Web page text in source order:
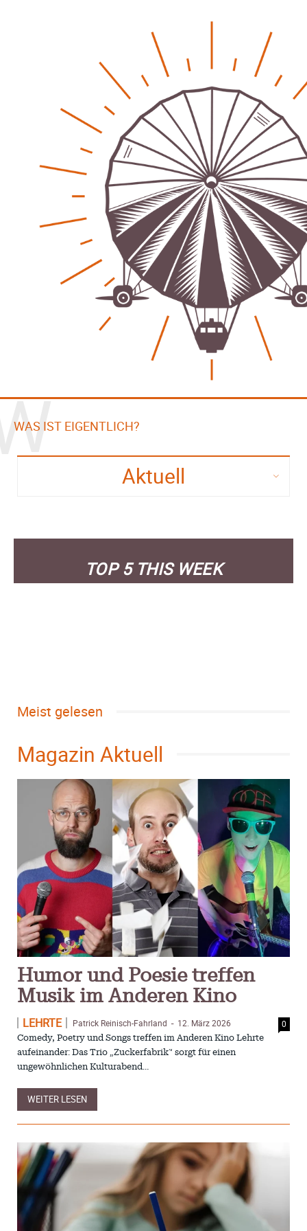
WAS IST EIGENTLICH?
Aktuell
TOP 5 THIS WEEK
Meist gelesen
Magazin Aktuell
Humor und Poesie treffen
Musik im Anderen Kino
LEHRTE Patrick Reinisch-Fahrland - 12. März 2026 0
Comedy, Poetry und Songs treffen im Anderen Kino Lehrte
aufeinander: Das Trio „Zuckerfabrik“ sorgt für einen
ungewöhnlichen Kulturabend…
WEITER LESEN